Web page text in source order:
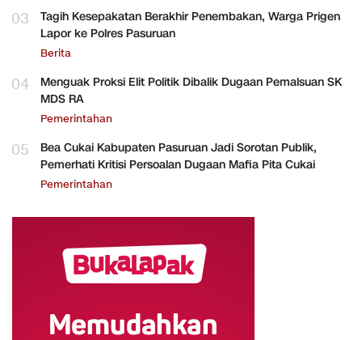
03
Tagih Kesepakatan Berakhir Penembakan, Warga Prigen
Lapor ke Polres Pasuruan
Berita
04
Menguak Proksi Elit Politik Dibalik Dugaan Pemalsuan SK
MDS RA
Pemerintahan
05
Bea Cukai Kabupaten Pasuruan Jadi Sorotan Publik,
Pemerhati Kritisi Persoalan Dugaan Mafia Pita Cukai
Pemerintahan